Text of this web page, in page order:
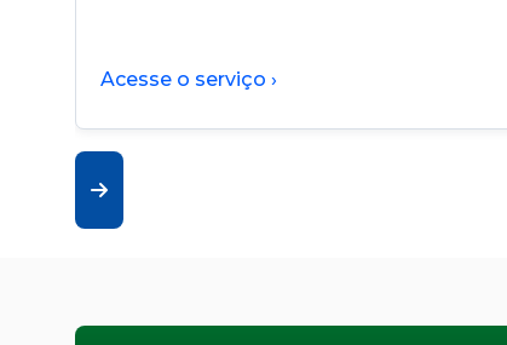
Acesse o serviço ›